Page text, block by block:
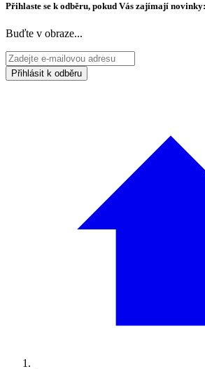
Přihlaste se k odběru, pokud Vás zajímají novinky:
Buďte v obraze...
Přihlásit k odběru